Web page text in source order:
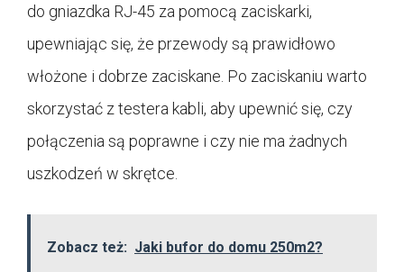
do gniazdka RJ-45 za pomocą zaciskarki,
upewniając się, że przewody są prawidłowo
włożone i dobrze zaciskane. Po zaciskaniu warto
skorzystać z testera kabli, aby upewnić się, czy
połączenia są poprawne i czy nie ma żadnych
uszkodzeń w skrętce.
Zobacz też: Jaki bufor do domu 250m2?